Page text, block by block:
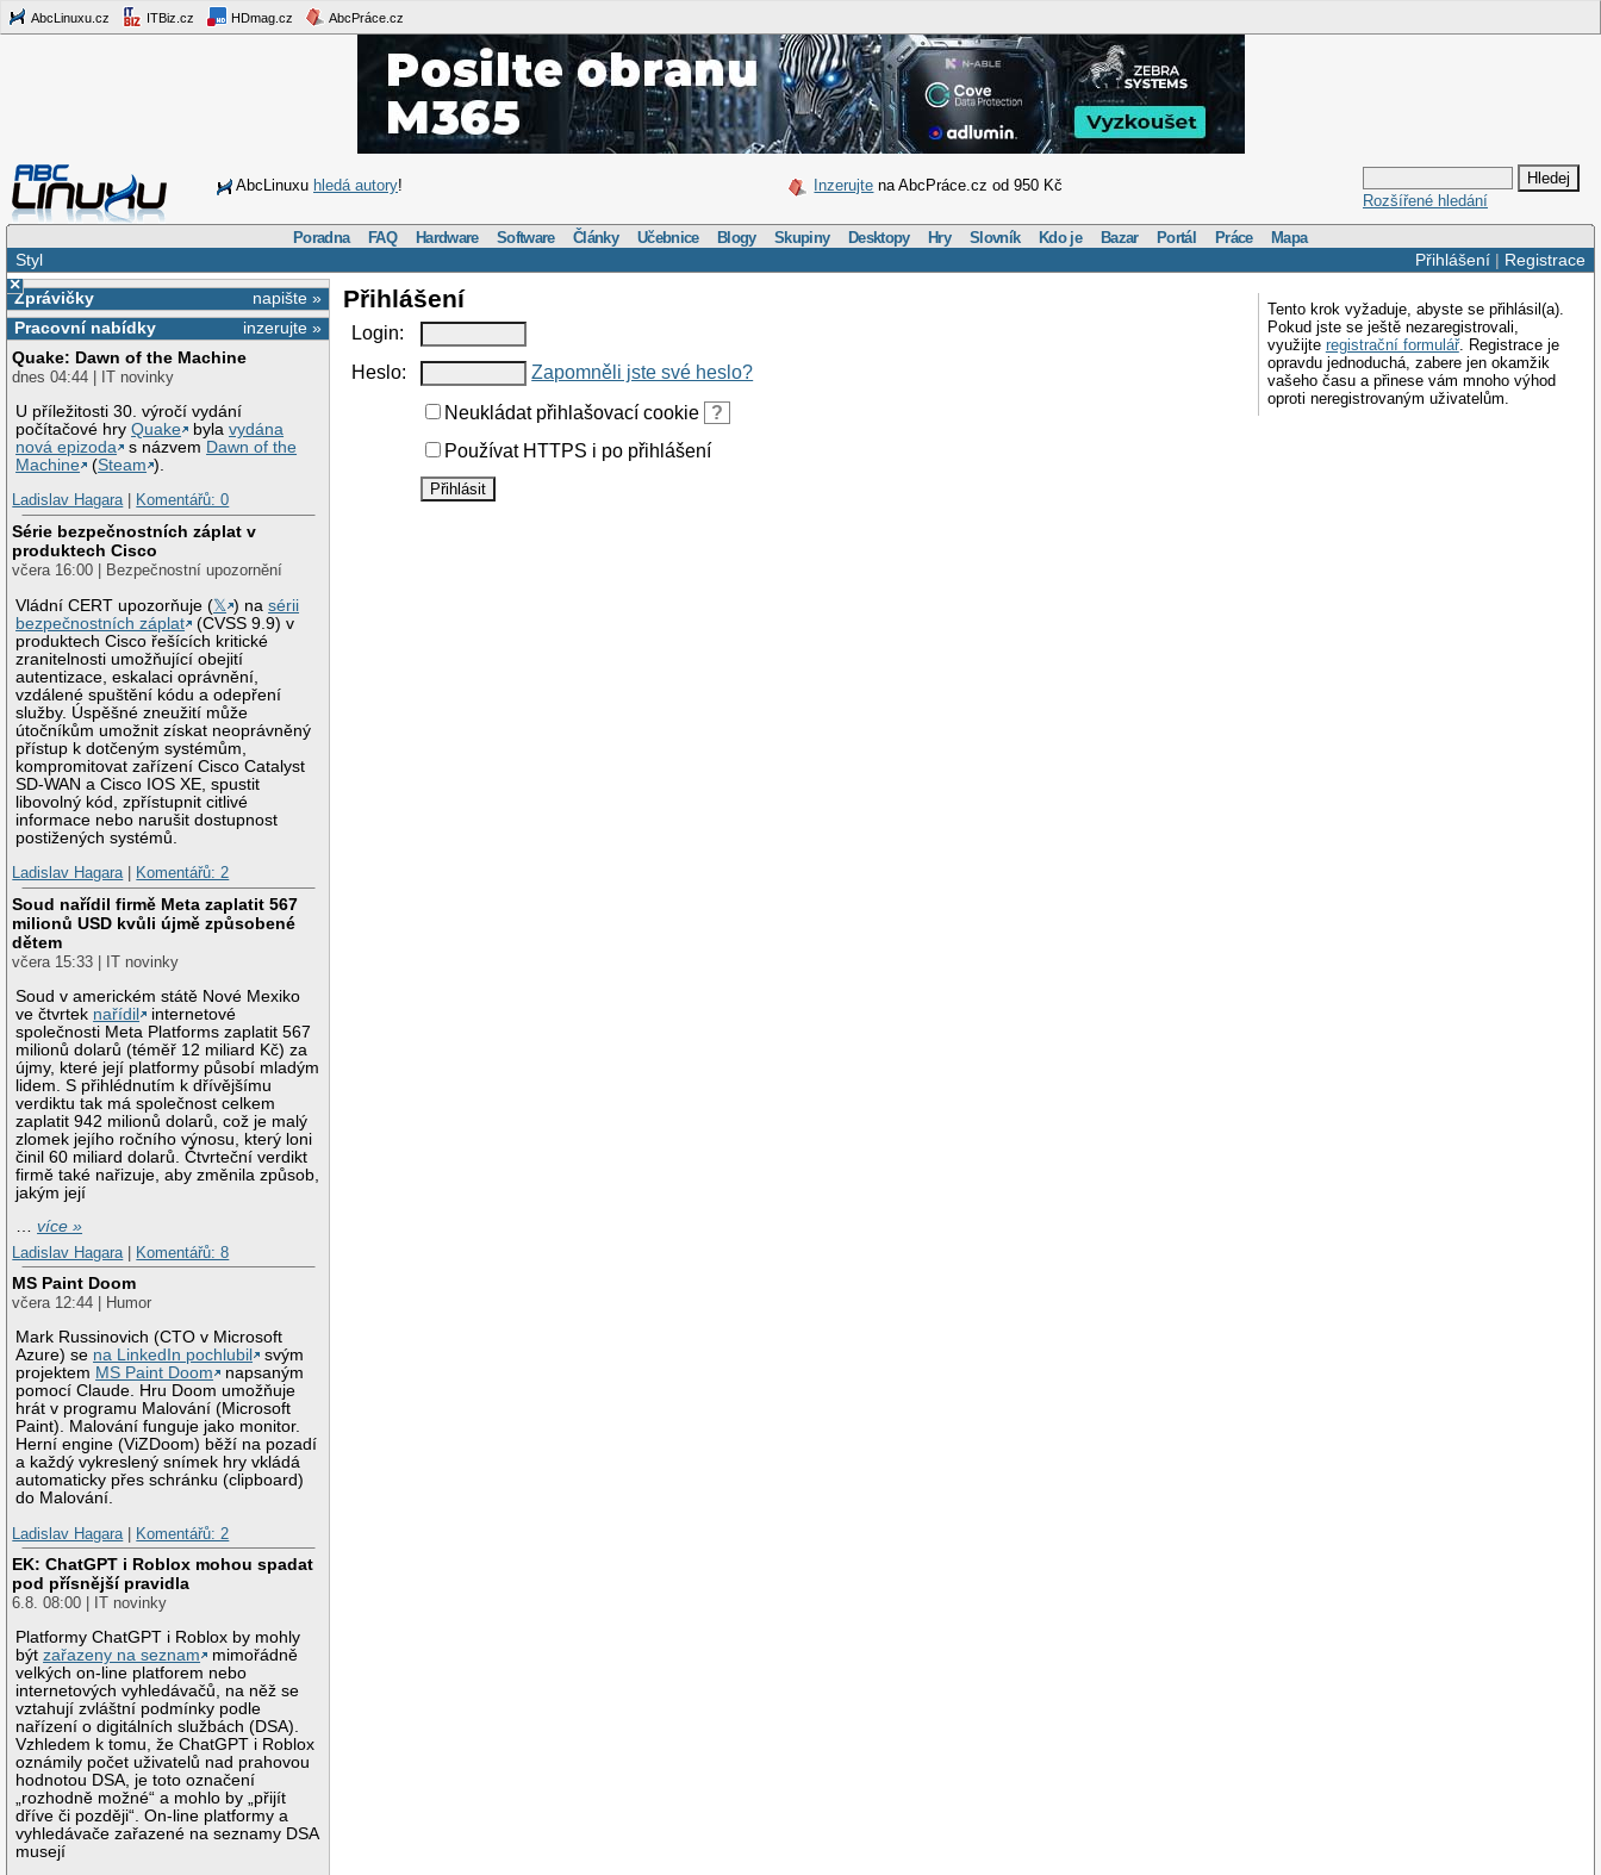
AbcLinuxu.cz ITBiz.cz HDmag.cz AbcPráce.cz
AbcLinuxu hledá autory! Inzerujte na AbcPráce.cz od 950 Kč
Rozšířené hledání
Poradna FAQ Hardware Software Články Učebnice Blogy Skupiny Desktopy Hry Slovník Kdo je Bazar Portál Práce Mapa
Přihlášení| Registrace
Styl
×
napište »
Zprávičky
inzerujte »
Pracovní nabídky
Quake: Dawn of the Machine
dnes 04:44 | IT novinky
U příležitosti 30. výročí vydání
počítačové hryQuake bylavydána
nová epizoda
s názvem Dawn of the
Machine
(Steam ).
Ladislav Hagara| Komentářů: 0
Série bezpečnostních záplat v
produktech Cisco
včera 16:00 | Bezpečnostní upozornění
Vládní CERT upozorňuje (𝕏 ) nasérii
bezpečnostních záplat
(CVSS 9.9) v
produktech Cisco řešících kritické
zranitelnosti umožňující obejití
autentizace, eskalaci oprávnění,
vzdálené spuštění kódu a odepření
služby. Úspěšné zneužití může
útočníkům umožnit získat neoprávněný
přístup k dotčeným systémům,
kompromitovat zařízení Cisco Catalyst
SD-WAN a Cisco IOS XE, spustit
libovolný kód, zpřístupnit citlivé
informace nebo narušit dostupnost
postižených systémů.
Ladislav Hagara| Komentářů: 2
Soud nařídil firmě Meta zaplatit 567
milionů USD kvůli újmě způsobené
dětem
včera 15:33 | IT novinky
Soud v americkém státě Nové Mexiko
ve čtvrtek nařídil
internetové
společnosti Meta Platforms zaplatit 567
milionů dolarů (téměř 12 miliard Kč) za
újmy, které její platformy působí mladým
lidem. S přihlédnutím k dřívějšímu
verdiktu tak má společnost celkem
zaplatit 942 milionů dolarů, což je malý
zlomek jejího ročního výnosu, který loni
činil 60 miliard dolarů. Čtvrteční verdikt
firmě také nařizuje, aby změnila způsob,
jakým její
…více »
Ladislav Hagara
Komentářů: 8
MS Paint Doom
včera 12:44 | Humor
Mark Russinovich (CTO v Microsoft
Azure) se na LinkedIn pochlubil
svým
projektem MS Paint Doom
napsaným
pomocí Claude. Hru Doom umožňuje
hrát v programu Malování (Microsoft
Paint). Malování funguje jako monitor.
Herní engine (ViZDoom) běží na pozadí
a každý vykreslený snímek hry vkládá
automaticky přes schránku (clipboard)
do Malování.
Ladislav Hagara
Komentářů: 2
EK: ChatGPT i Roblox mohou spadat
pod přísnější pravidla
6.8. 08:00 | IT novinky
Platformy ChatGPT i Roblox by mohly
býtzařazeny na seznam
mimořádně
velkých on-line platforem nebo
internetových vyhledávačů, na něž se
vztahují zvláštní podmínky podle
nařízení o digitálních službách (DSA).
Vzhledem k tomu, že ChatGPT i Roblox
oznámily počet uživatelů nad prahovou
hodnotou DSA, je toto označení
„rozhodně možné“ a mohlo by „přijít
dříve či později“. On-line platformy a
vyhledávače zařazené na seznamy DSA
musejí
Tento krok vyžaduje, abyste se přihlásil(a).
Pokud jste se ještě nezaregistrovali,
využijte registrační formulář. Registrace je
opravdu jednoduchá, zabere jen okamžik
vašeho času a přinese vám mnoho výhod
oproti neregistrovaným uživatelům.
Přihlášení
Login:
Heslo:
Zapomněli jste své heslo?
Neukládat přihlašovací cookie
?
Používat HTTPS i po přihlášení